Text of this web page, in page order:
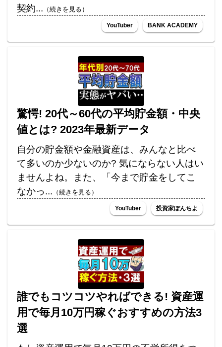
契約... （続きを見る）
YouTuber BANK ACADEMY
驚愕! 20代～60代の平均貯金額・中央
値とは? 2023年最新データ
自分の貯金額や金融資産は、みんなと比べ
て多いのか少ないのか? 気にならない人はい
ませんよね。また、「今まで貯金をしてこ
なかっ... （続きを見る）
YouTuber 投資家ぽんちよ
誰でもコツコツやればできる! 資産運
用で毎月10万円稼ぐおすすめの方法3
選